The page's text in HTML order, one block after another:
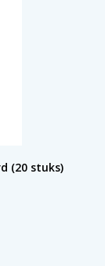
(20 stuks)